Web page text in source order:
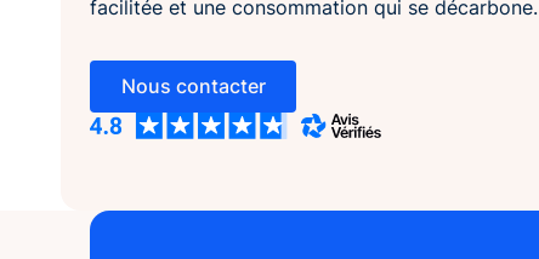
facilitée et une consommation qui se décarbone.
Nous contacter
Nous contacter